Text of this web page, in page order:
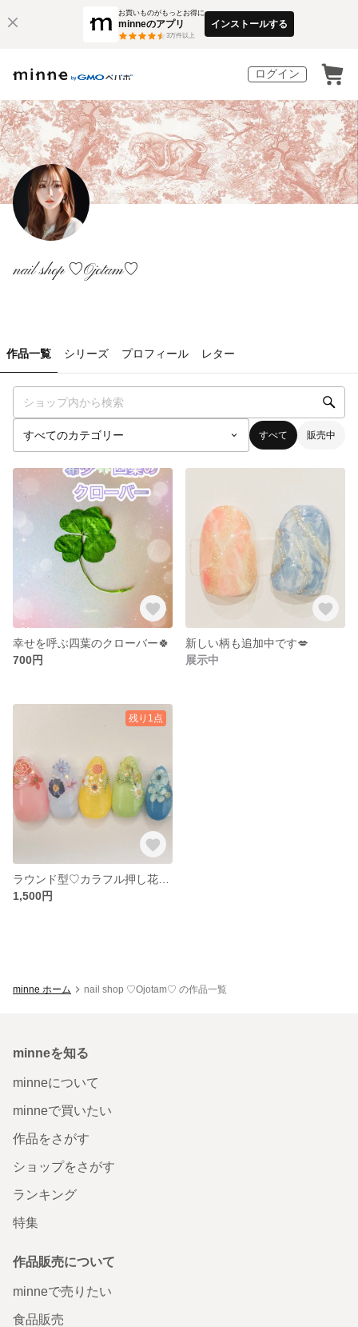
お買いものがもっとお得に
minneのアプリ
3万件以上
インストールする
ログイン
nail shop ♡Ojotam♡
作品一覧 シリーズ プロフィール レター
すべて 販売中
幸せを呼ぶ四葉のクローバー🍀
700円
新しい柄も追加中です💋
展示中
残り1点
1,500円
minne ホーム nail shop ♡Ojotam♡ の作品一覧
minneを知る
minneについて
minneで買いたい
作品をさがす
ショップをさがす
ランキング
特集
作品販売について
minneで売りたい
食品販売